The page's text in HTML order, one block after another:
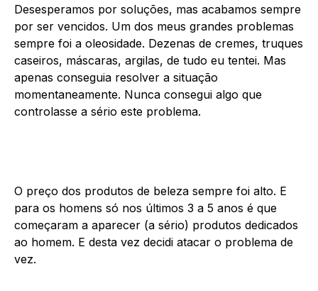
Desesperamos por soluções, mas acabamos sempre
por ser vencidos. Um dos meus grandes problemas
sempre foi a oleosidade. Dezenas de cremes, truques
caseiros, máscaras, argilas, de tudo eu tentei. Mas
apenas conseguia resolver a situação
momentaneamente. Nunca consegui algo que
controlasse a sério este problema.
O preço dos produtos de beleza sempre foi alto. E
para os homens só nos últimos 3 a 5 anos é que
começaram a aparecer (a sério) produtos dedicados
ao homem. E desta vez decidi atacar o problema de
vez.